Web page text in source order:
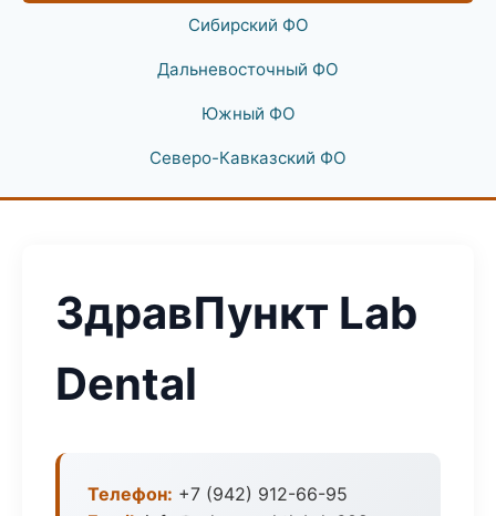
Сибирский ФО
Дальневосточный ФО
Южный ФО
Северо-Кавказский ФО
ЗдравПункт Lab
Dental
Телефон: +7 (942) 912-66-95